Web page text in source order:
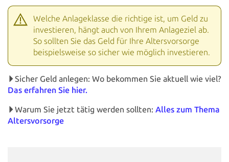
Welche Anlageklasse die richtige ist, um Geld zu
investieren, hängt auch von Ihrem Anlageziel ab.
So sollten Sie das Geld für Ihre Altersvorsorge
beispielsweise so sicher wie möglich investieren.
Sicher Geld anlegen: Wo bekommen Sie aktuell wie viel?
Das erfahren Sie hier.
Warum Sie jetzt tätig werden sollten: Alles zum Thema
Altersvorsorge